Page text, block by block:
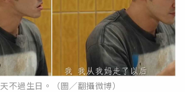
不過生日。（圖／翻攝微博）